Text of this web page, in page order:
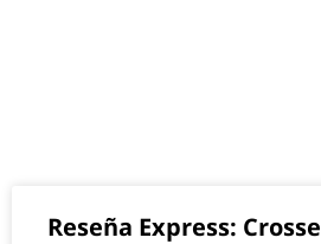
Reseña Express: